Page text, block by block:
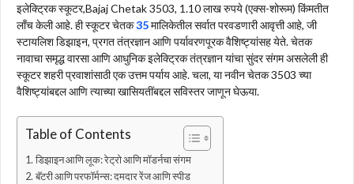
इलेक्ट्रिक स्कूटर,Bajaj Chetak 3503, 1.10 लाख रुपये (एक्स-शोरूम) किंमतीत
लाँच केली आहे. ही स्कूटर चेतक35मालिकेतील सर्वात परवडणारी आवृत्ती आहे, जी
स्टायलिश डिझाइन, प्रगत तंत्रज्ञान आणि पर्यावरणपूरक वैशिष्ट्यांसह येते. चेतक
नावाचा समृद्ध वारसा आणि आधुनिक इलेक्ट्रिक तंत्रज्ञान यांचा सुंदर संगम असलेली ही
स्कूटर शहरी प्रवाशांसाठी एक उत्तम पर्याय आहे. चला, या नवीन चेतक 3503 च्या
वैशिष्ट्यांबद्दल आणि त्याच्या खासियतींबद्दल सविस्तर जाणून घेऊया.
Table of Contents
डिझाइन आणि लूक: रेट्रो आणि मॉडर्नचा संगम
बॅटरी आणि परफॉर्मन्स: दमदार रेंज आणि स्पीड